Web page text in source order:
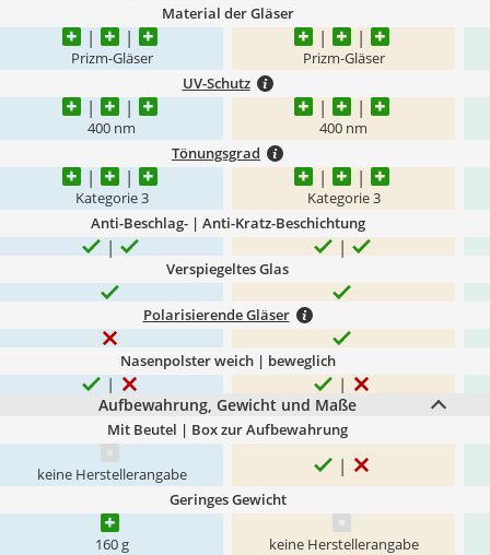
Material der Gläser
Prizm-Gläser Prizm-Gläser
UV-Schutz
400 nm 400 nm
Tönungsgrad
Kategorie 3 Kategorie 3
Anti-Beschlag- | Anti-Kratz-Beschichtung
Verspiegeltes Glas
Polarisierende Gläser
Nasenpolster weich | beweglich
Aufbewahrung, Gewicht und Maße
Mit Beutel | Box zur Aufbewahrung
keine Herstellerangabe
Geringes Gewicht
160 g keine Herstellerangabe